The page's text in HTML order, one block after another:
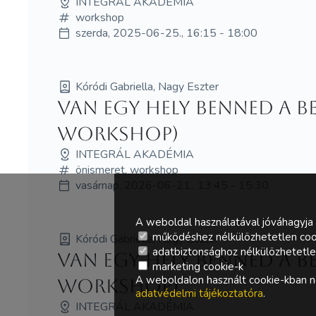
workshop
szerda, 2025-06-25., 16:15 - 18:00
Kóródi Gabriella, Nagy Eszter
Van egy hely benned a
workshop)
INTEGRÁL AKADÉMIA
önismeret, workshop
vasárnap, 2026-06-21., 13:45 - 15:30
Kóródi Gabriella, Nagy Eszter
Van egy hely benned a
workshop)
INTEGRÁL AKADÉMIA
A weboldal használatával jóváhagyja
működéshez nélkülözhetetlen
adatbiztonsághoz
marketing cookie-k
A weboldalon használt cookie-kban
adatvédelmi tájékoztatóra.